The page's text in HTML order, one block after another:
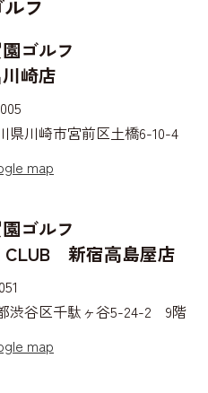
ルフ
ゴルフ
崎店
県川崎市宮前区土橋6-10-4
map
ゴルフ
CLUB 新宿高島屋店
渋谷区千駄ヶ谷5-24-2 9階
map